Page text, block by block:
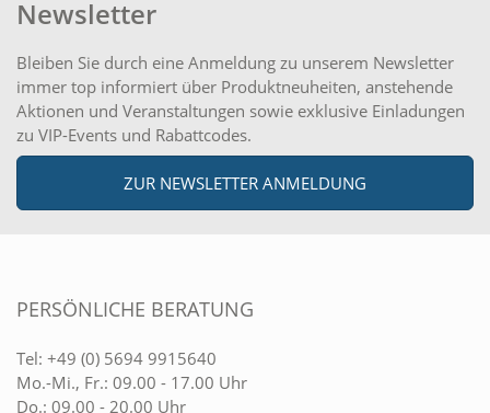
Newsletter
Bleiben Sie durch eine Anmeldung zu unserem Newsletter
immer top informiert über Produktneuheiten, anstehende
Aktionen und Veranstaltungen sowie exklusive Einladungen
zu VIP-Events und Rabattcodes.
ZUR NEWSLETTER ANMELDUNG
PERSÖNLICHE BERATUNG
Tel: +49 (0) 5694 9915640
Mo.-Mi., Fr.: 09.00 - 17.00 Uhr
Do.: 09.00 - 20.00 Uhr